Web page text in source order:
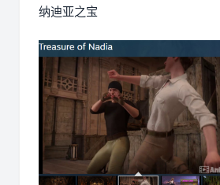
纳迪亚之宝